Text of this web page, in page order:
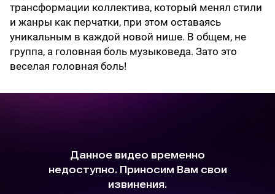
трансформации коллектива, который менял стили
и жанры как перчатки, при этом оставаясь
уникальным в каждой новой нише. В общем, не
группа, а головная боль музыковеда. Зато это
веселая головная боль!